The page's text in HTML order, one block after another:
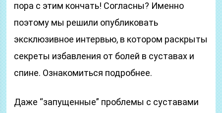
пора с этим кончать! Согласны? Именно
поэтому мы решили опубликовать
эксклюзивное интервью, в котором раскрыты
секреты избавления от болей в суставах и
спине. Ознакомиться подробнее.
Даже “запущенные” проблемы с суставами